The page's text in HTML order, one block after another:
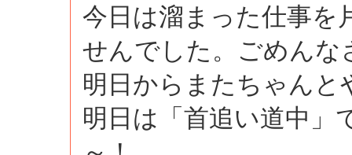
今日は溜まった仕事を
せんでした。ごめんな
明日からまたちゃんと
明日は「首追い道中」